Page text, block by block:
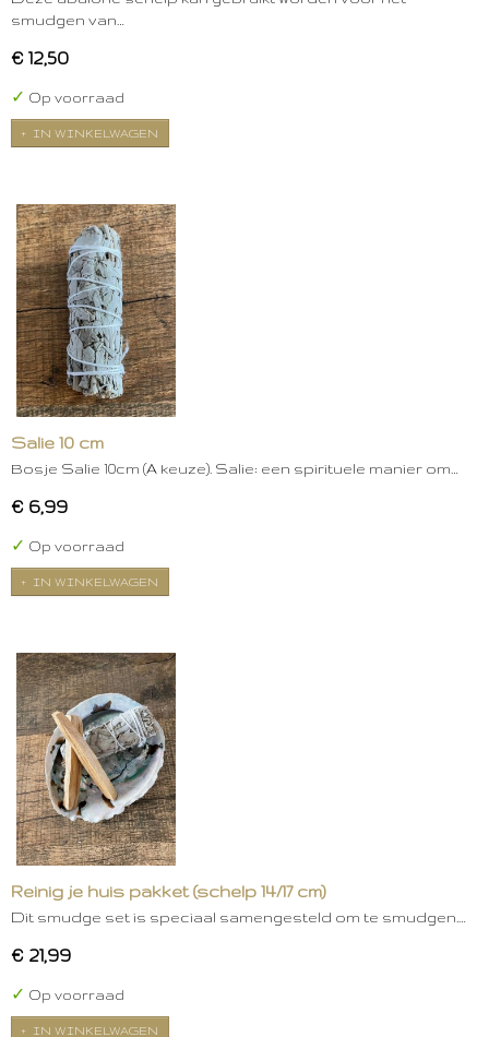
smudgen van…
€ 12,50
✓ Op voorraad
IN WINKELWAGEN
Salie 10 cm
Bosje Salie 10cm (A keuze). Salie: een spirituele manier om…
€ 6,99
✓ Op voorraad
IN WINKELWAGEN
Reinig je huis pakket (schelp 14/17 cm)
Dit smudge set is speciaal samengesteld om te smudgen.…
€ 21,99
✓ Op voorraad
IN WINKELWAGEN